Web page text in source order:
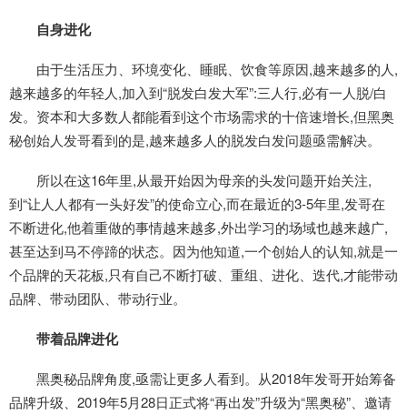
自身进化
由于生活压力、环境变化、睡眠、饮食等原因,越来越多的人,
越来越多的年轻人,加入到“脱发白发大军”:三人行,必有一人脱/白
发。资本和大多数人都能看到这个市场需求的十倍速增长,但黑奥
秘创始人发哥看到的是,越来越多人的脱发白发问题亟需解决。
所以在这16年里,从最开始因为母亲的头发问题开始关注,
到“让人人都有一头好发”的使命立心,而在最近的3-5年里,发哥在
不断进化,他着重做的事情越来越多,外出学习的场域也越来越广,
甚至达到马不停蹄的状态。因为他知道,一个创始人的认知,就是一
个品牌的天花板,只有自己不断打破、重组、进化、迭代,才能带动
品牌、带动团队、带动行业。
带着品牌进化
黑奥秘品牌角度,亟需让更多人看到。从2018年发哥开始筹备
品牌升级、2019年5月28日正式将“再出发”升级为“黑奥秘”、邀请